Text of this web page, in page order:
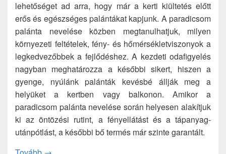
lehetőséget ad arra, hogy már a kerti kiültetés előtt
erős és egészséges palántákat kapjunk. A paradicsom
palánta nevelése közben megtanulhatjuk, milyen
környezeti feltételek, fény- és hőmérsékletviszonyok a
legkedvezőbbek a fejlődéshez. A kezdeti odafigyelés
nagyban meghatározza a későbbi sikert, hiszen a
gyenge, nyúlánk palánták kevésbé állják meg a
helyüket a kertben vagy balkonon. Amikor a
paradicsom palánta nevelése során helyesen alakítjuk
ki az öntözési rutint, a fényellátást és a tápanyag-
utánpótlást, a későbbi bő termés már szinte garantált.
Paradicsom palánta nevelése: így érhetünk el